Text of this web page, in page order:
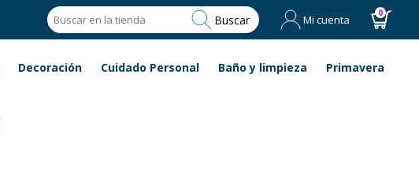
Buscar Mi cuenta 0
Decoración Cuidado Personal Baño y limpieza Primavera